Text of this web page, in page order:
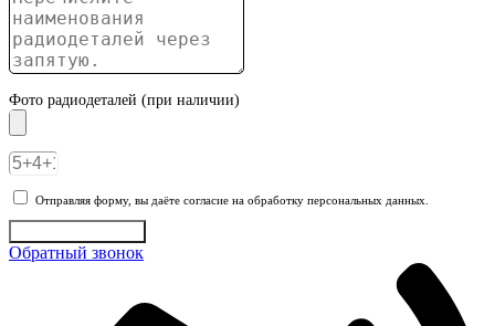
Фото радиодеталей (при наличии)
Отправляя форму, вы даёте согласие на обработку персональных данных.
Обратный звонок